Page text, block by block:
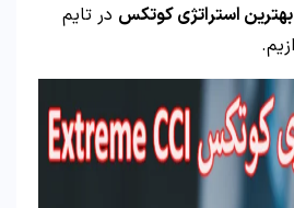
بهترین استراتژی کوتکس در تایم